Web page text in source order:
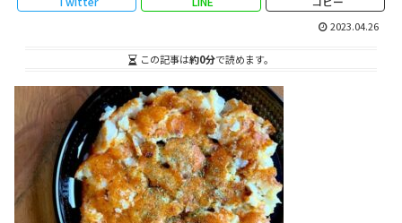
2023.04.26
この記事は約0分で読めます。